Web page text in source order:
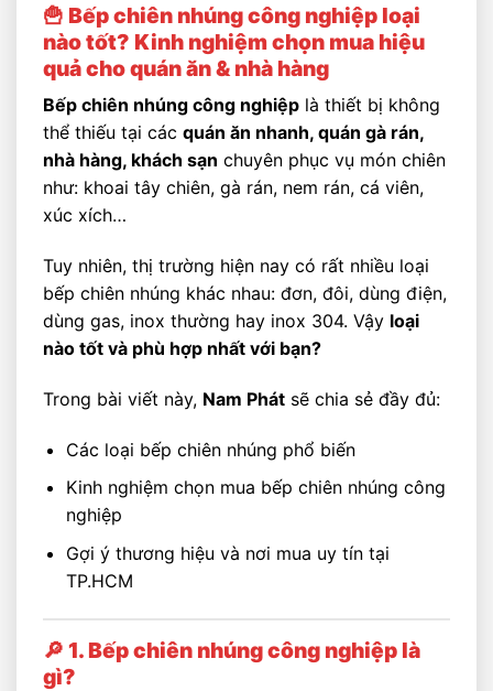
🍟 Bếp chiên nhúng công nghiệp loại
nào tốt? Kinh nghiệm chọn mua hiệu
quả cho quán ăn & nhà hàng
Bếp chiên nhúng công nghiệp là thiết bị không
thể thiếu tại các quán ăn nhanh, quán gà rán,
nhà hàng, khách sạn chuyên phục vụ món chiên
như: khoai tây chiên, gà rán, nem rán, cá viên,
xúc xích…
Tuy nhiên, thị trường hiện nay có rất nhiều loại
bếp chiên nhúng khác nhau: đơn, đôi, dùng điện,
dùng gas, inox thường hay inox 304. Vậy loại
nào tốt và phù hợp nhất với bạn?
Trong bài viết này, Nam Phát sẽ chia sẻ đầy đủ:
Các loại bếp chiên nhúng phổ biến
Kinh nghiệm chọn mua bếp chiên nhúng công
nghiệp
Gợi ý thương hiệu và nơi mua uy tín tại
TP.HCM
🔎 1. Bếp chiên nhúng công nghiệp là
gì?